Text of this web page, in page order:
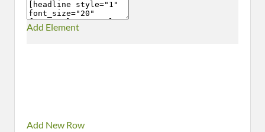
Add Element
Add New Row